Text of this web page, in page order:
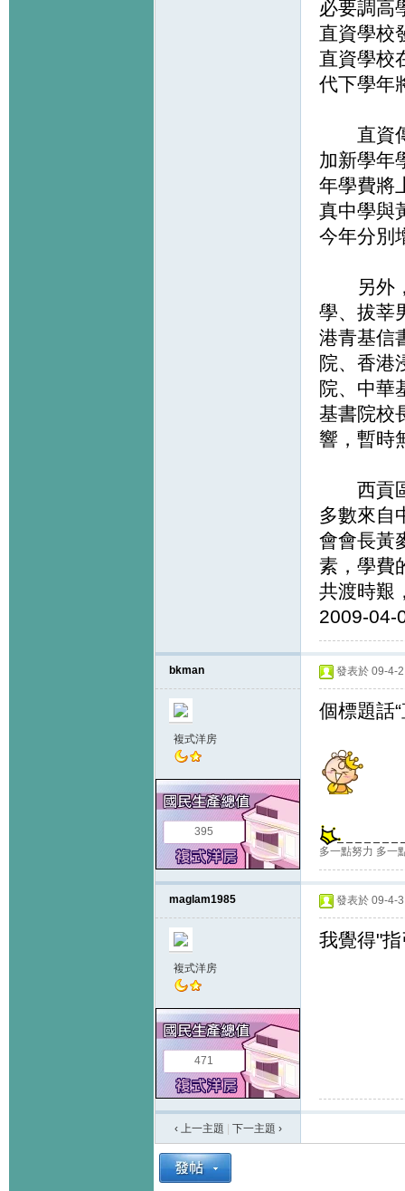
必要調高
直資學校
直資學校
代下學年
直資傳
加新學年
年學費將
真中學與
今年分別
另外，
學、拔莘
港青基信
院、香港
院、中華
基書院校
響，暫時
西貢區
多數來自
會會長黃
素，學費
共渡時艱
2009-04-
bkman
複式洋房
395
發表於 09-4-
個標題話
多一點努力 多一
maglam1985
複式洋房
471
發表於 09-4-
我覺得"
‹ 上一主題 下一主題 ›